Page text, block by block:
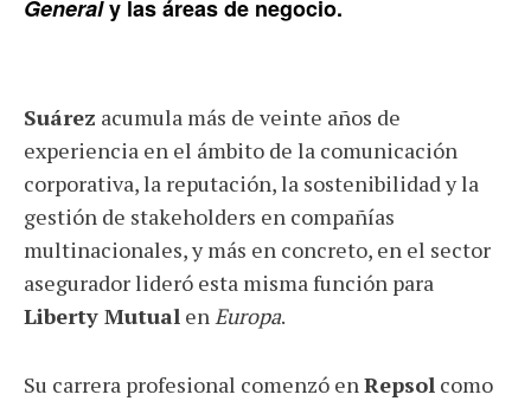
Generaly las áreas de negocio.
Suárez acumula más de veinte años de
experiencia en el ámbito de la comunicación
corporativa, la reputación, la sostenibilidad y la
gestión de stakeholders en compañías
multinacionales, y más en concreto, en el sector
asegurador lideró esta misma función para
Liberty Mutual enEuropa.
Su carrera profesional comenzó enRepsol como